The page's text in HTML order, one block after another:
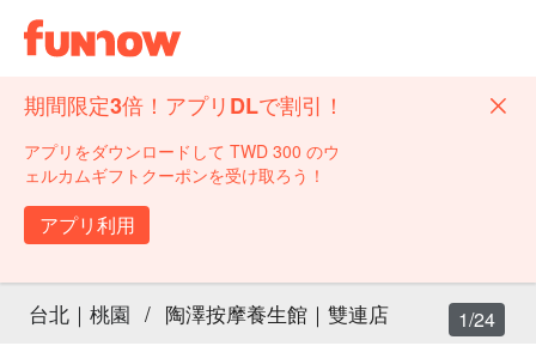
期間限定3倍！アプリDLで割引！
アプリをダウンロードして TWD 300 のウ
ェルカムギフトクーポンを受け取ろう！
アプリ利用
台北｜桃園 / 陶澤按摩養生館｜雙連店 1/24